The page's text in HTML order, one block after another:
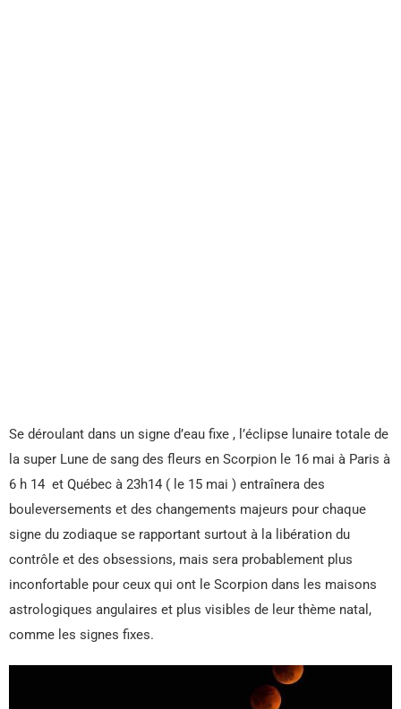
Se déroulant dans un signe d’eau fixe , l’éclipse lunaire totale de
la super Lune de sang des fleurs en Scorpion le 16 mai à Paris à
6 h 14 et Québec à 23h14 ( le 15 mai ) entraînera des
bouleversements et des changements majeurs pour chaque
signe du zodiaque se rapportant surtout à la libération du
contrôle et des obsessions, mais sera probablement plus
inconfortable pour ceux qui ont le Scorpion dans les maisons
astrologiques angulaires et plus visibles de leur thème natal,
comme les signes fixes.